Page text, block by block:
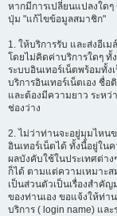
หากมีการเปลี่ยนแปลงใด
ปุ่ม "แก้ไขข้อมูลสมาชิก"
1. ให้บริการรับ และส่งอีเ
โดยไม่คิดค่าบริการใดๆ
ระบบอินเทอร์เน็ตพร้อมทั้
บริการอินเทอร์เน็ตเอง ชื่
และต้องมีความยาว ระหว่
ช่องว่าง
2. ไม่ว่าท่านจะอยู่มุมไหน
อินเทอร์เน็ตได้ ทั้งนี้อยู่ใน
ผลบังคับใช้ในประเทศต่าง
ก็ได้ ตามแต่ความเหมาะ
เป็นส่วนตัวเป็นเรื่องสำคั
ของท่านเอง ขอแจ้งให้ท่า
บริการ ( login name) แล